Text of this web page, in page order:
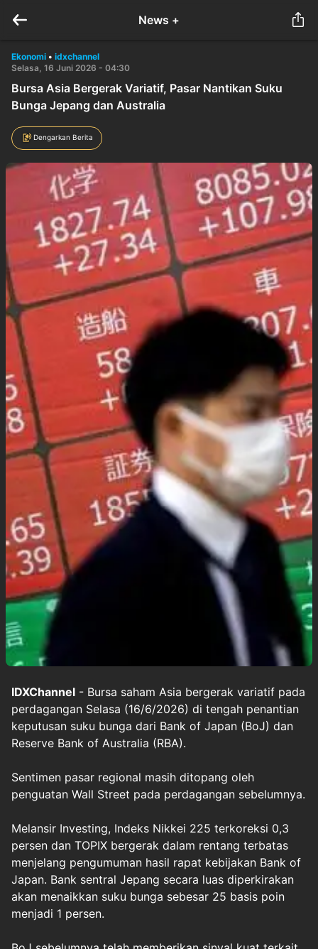
News +
Ekonomi • idxchannel
Selasa, 16 Juni 2026 - 04:30
Bursa Asia Bergerak Variatif, Pasar Nantikan Suku
Bunga Jepang dan Australia
Dengarkan Berita
IDXChannel - Bursa saham Asia bergerak variatif pada
perdagangan Selasa (16/6/2026) di tengah penantian
keputusan suku bunga dari Bank of Japan (BoJ) dan
Reserve Bank of Australia (RBA).
Sentimen pasar regional masih ditopang oleh
penguatan Wall Street pada perdagangan sebelumnya.
Melansir Investing, Indeks Nikkei 225 terkoreksi 0,3
persen dan TOPIX bergerak dalam rentang terbatas
menjelang pengumuman hasil rapat kebijakan Bank of
Japan. Bank sentral Jepang secara luas diperkirakan
akan menaikkan suku bunga sebesar 25 basis poin
menjadi 1 persen.